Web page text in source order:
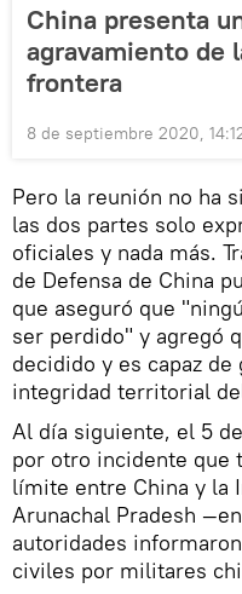
China presenta
agravamiento de
frontera
8 de septiembre 2020,
Pero la reunión no ha
las dos partes solo
oficiales y nada más.
de Defensa de China
que aseguró que
ser perdido" y agregó
decidido y es capaz
integridad territorial
Al día siguiente, el 5
por otro incidente que
límite entre China y la
Arunachal Pradesh
autoridades
civiles por militares